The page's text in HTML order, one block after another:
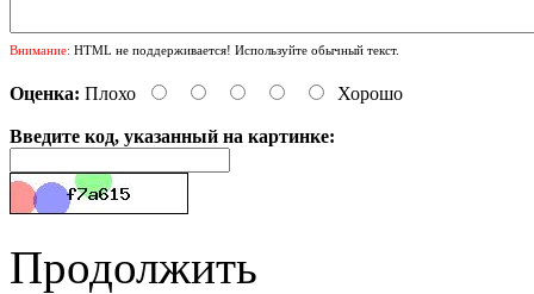
Внимание: HTML не поддерживается! Используйте обычный текст.
Оценка: Плохо Хорошо
Введите код, указанный на картинке:
Продолжить